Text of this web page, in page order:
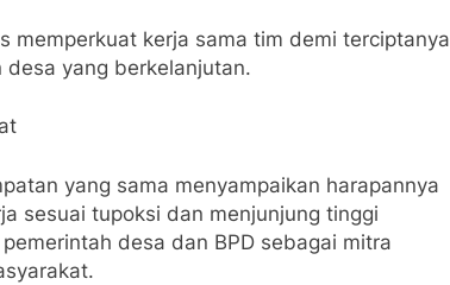
memperkuat kerja sama tim demi terciptanya
yang berkelanjutan.
yang sama menyampaikan harapannya
sesuai tupoksi dan menjunjung tinggi
desa dan BPD sebagai mitra